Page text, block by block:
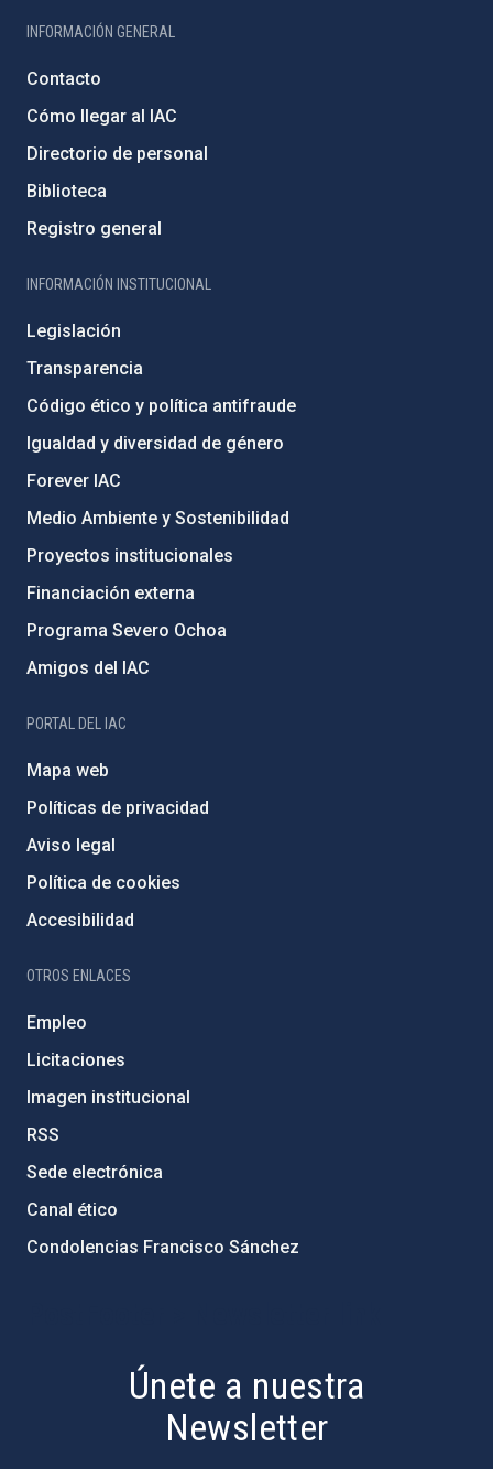
INFORMACIÓN GENERAL
Contacto
Cómo llegar al IAC
Directorio de personal
Biblioteca
Registro general
INFORMACIÓN INSTITUCIONAL
Legislación
Transparencia
Código ético y política antifraude
Igualdad y diversidad de género
Forever IAC
Medio Ambiente y Sostenibilidad
Proyectos institucionales
Financiación externa
Programa Severo Ochoa
Amigos del IAC
PORTAL DEL IAC
Mapa web
Políticas de privacidad
Aviso legal
Política de cookies
Accesibilidad
OTROS ENLACES
Empleo
Licitaciones
Imagen institucional
RSS
Sede electrónica
Canal ético
Condolencias Francisco Sánchez
Únete a nuestra
Newsletter